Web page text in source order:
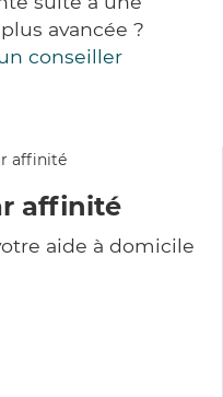
avancée ?
conseiller
affinité
aide à domicile